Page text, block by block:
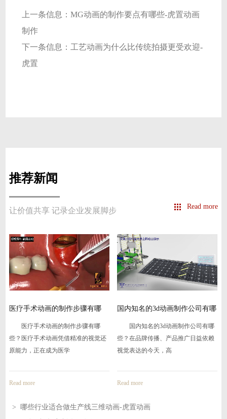
上一条信息：MG动画的制作要点有哪些-虎置动画
制作
下一条信息： 工艺动画为什么比传统拍摄更受欢迎-
虎置
推荐新闻
让价值共享 记录企业发展脚步 Read more
医疗手术动画的制作步骤有哪
医疗手术动画的制作步骤有哪
些？医疗手术动画凭借精准的视觉还
原能力，正在成为医学
Read more
国内知名的3d动画制作公司有哪
国内知名的3d动画制作公司有哪
些？在品牌传播、产品推广日益依赖
视觉表达的今天，高
Read more
> 哪些行业适合做生产线三维动画-虎置动画